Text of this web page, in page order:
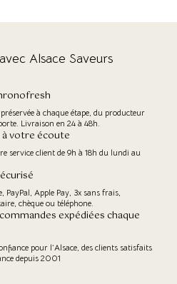
Alsace Saveurs
à chaque étape, du producteur
Livraison en 24 à 48h.
à votre écoute
service client de 9h à 18h du lundi au
PayPal, Apple Pay, 3x sans frais,
chèque ou téléphone.
expédiées chaque
pour l’Alsace, des clients satisfaits
depuis 2001